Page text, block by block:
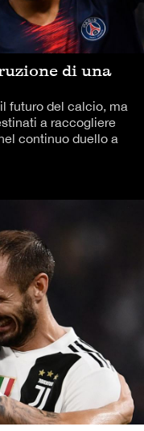
di una
futuro del calcio, ma
a raccogliere
continuo duello a